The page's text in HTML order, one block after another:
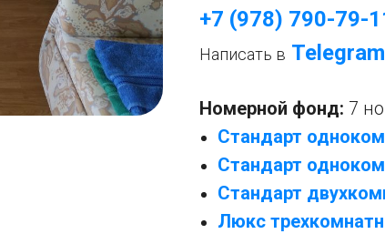
+7 (978) 790-79-
Написать в Telegram
Номерной фонд: 7
Стандарт
Стандарт
Стандарт
Люкс